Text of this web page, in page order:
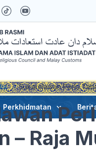
Perkhidmatan
Sukarelawan Perlu
– Raja